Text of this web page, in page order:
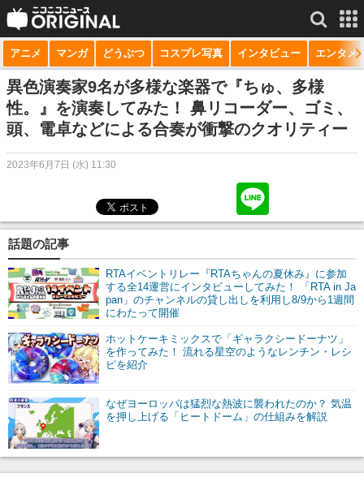
サービス一覧 もっと見る
niconico
動画
生放送
マンガ
ニコニコQ
アニメ マンガ どうぶつ コスプレ写真 インタビュー エンタメ
異色演奏家9名が多様な楽器で『ちゅ、多様
性。』を演奏してみた！ 鼻リコーダー、ゴミ、
頭、電卓などによる合奏が衝撃のクオリティー
2023年6月7日 (水) 11:30
話題の記事
RTAイベントリレー『RTAちゃんの夏休み』に参加
する全14運営にインタビューしてみた！ 「RTA in Ja
pan」のチャンネルの貸し出しを利用し8/9から1週間
にわたって開催
ホットケーキミックスで「ギャラクシードーナツ」
を作ってみた！ 流れる星空のようなレンチン・レシ
ピを紹介
なぜヨーロッパは猛烈な熱波に襲われたのか？ 気温
を押し上げる「ヒートドーム」の仕組みを解説